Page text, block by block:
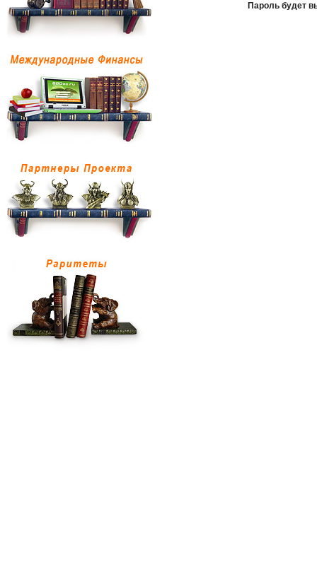
Пароль будет